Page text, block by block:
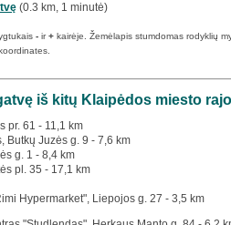
(0.3 km, 1 minutė)
- ir+ kairėje. Žemėlapis stumdomas rodyklių
iš kitų Klaipėdos miesto
pr. 61 - 11,1 km
Butkų Juzės g. 9 - 7,6 km
g. 1 - 8,4 km
pl. 35 - 17,1 km
Hypermarket", Liepojos g. 27 - 3,5 km